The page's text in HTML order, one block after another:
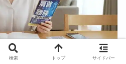
電ナビ・イメージ
検索 トップ サイドバー